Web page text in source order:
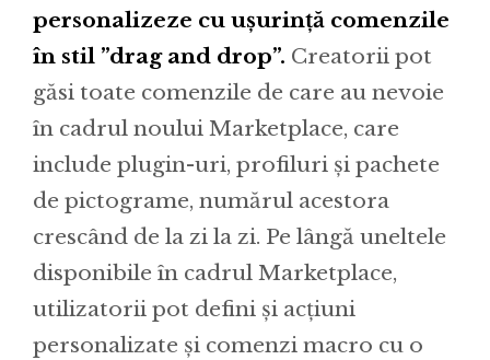
personalizeze cu ușurință comenzile
în stil ”drag and drop”. Creatorii pot
găsi toate comenzile de care au nevoie
în cadrul noului Marketplace, care
include plugin-uri, profiluri și pachete
de pictograme, numărul acestora
crescând de la zi la zi. Pe lângă uneltele
disponibile în cadrul Marketplace,
utilizatorii pot defini și acțiuni
personalizate și comenzi macro cu o